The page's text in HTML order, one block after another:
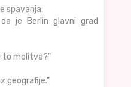
spavanja:
je Berlin glavni grad
to molitva?"
geografije."